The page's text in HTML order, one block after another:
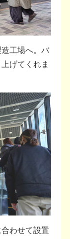
工場へ。バ
げてくれま
わせて設置